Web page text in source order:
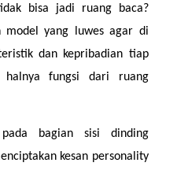
bisa jadi ruang baca?
model yang luwes agar di
dan kepribadian tiap
halnya fungsi dari ruang
bagian sisi dinding
kesan personality